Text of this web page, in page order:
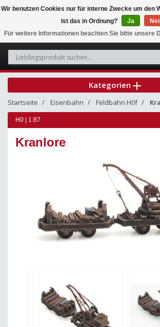
Kategorien
Startseite Eisenbahn Feldbahn H0f
H0 | 1:87
Kranlore
Wir benutzen Cookies nur für interne Zwecke um den
Ist das in Ordnung?
Ja
Für weitere Informationen beachten Sie bitte unsere